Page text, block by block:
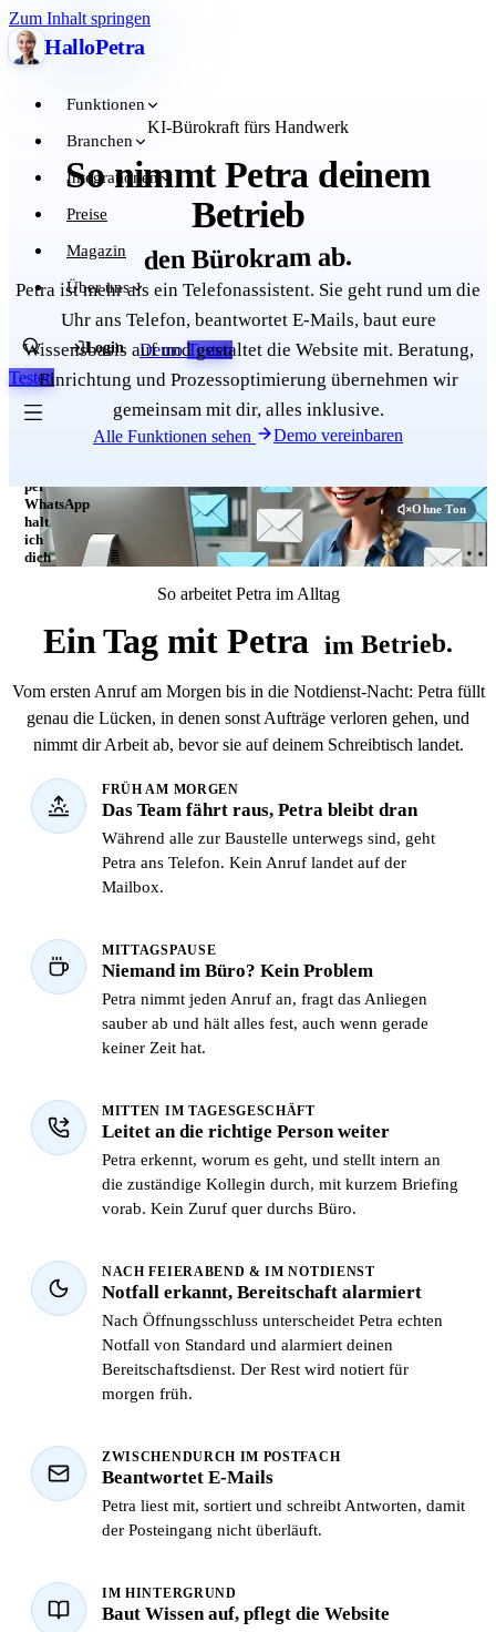
Zum Inhalt springen
HalloPetra
Funktionen
Branchen
Integrationen
Preise
Magazin
Über uns
Login DemoTesten
Testen
KI-Bürokraft fürs Handwerk
So nimmt Petra deinem
Betrieb
den Bürokram ab.
Petra ist mehr als ein Telefonassistent. Sie geht rund um die
Uhr ans Telefon, beantwortet E-Mails, baut eure
Wissensbasis auf und gestaltet die Website mit. Beratung,
Einrichtung und Prozessoptimierung übernehmen wir
gemeinsam mit dir, alles inklusive.
Alle Funktionen sehen Demo vereinbaren
und
Mails
per
WhatsApp
halt
ich
dich
Ohne Ton
Petra sagt: Hi, ich bin Petra. 👋 Anrufe und E-Mails nehm ich an,
per WhatsApp halt ich dich auf dem Laufenden. Sortiert,
beantwortet, weitergeleitet. Tag und Nacht. Du? Bleibst bei der
Arbeit. 🔧
So arbeitet Petra im Alltag
Ein Tag mit Petra im Betrieb.
Vom ersten Anruf am Morgen bis in die Notdienst-Nacht: Petra füllt
genau die Lücken, in denen sonst Aufträge verloren gehen, und
nimmt dir Arbeit ab, bevor sie auf deinem Schreibtisch landet.
FRÜH AM MORGEN
Das Team fährt raus, Petra bleibt dran
Während alle zur Baustelle unterwegs sind, geht
Petra ans Telefon. Kein Anruf landet auf der
Mailbox.
MITTAGSPAUSE
Niemand im Büro? Kein Problem
Petra nimmt jeden Anruf an, fragt das Anliegen
sauber ab und hält alles fest, auch wenn gerade
keiner Zeit hat.
MITTEN IM TAGESGESCHÄFT
Leitet an die richtige Person weiter
Petra erkennt, worum es geht, und stellt intern an
die zuständige Kollegin durch, mit kurzem Briefing
vorab. Kein Zuruf quer durchs Büro.
NACH FEIERABEND & IM NOTDIENST
Notfall erkannt, Bereitschaft alarmiert
Nach Öffnungsschluss unterscheidet Petra echten
Notfall von Standard und alarmiert deinen
Bereitschaftsdienst. Der Rest wird notiert für
morgen früh.
ZWISCHENDURCH IM POSTFACH
Beantwortet E-Mails
Petra liest mit, sortiert und schreibt Antworten, damit
der Posteingang nicht überläuft.
IM HINTERGRUND
Baut Wissen auf, pflegt die Website